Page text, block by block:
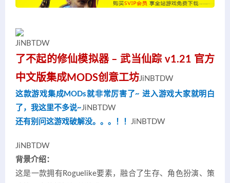
JiNBTDW
了不起的修仙模拟器 – 武当仙踪 v1.21 官方
中文版集成MODS创意工坊JiNBTDW
这款游戏集成MODs就非常厉害了~ 进入游戏大家就明白
了，我这里不多说~JiNBTDW
还有别问这游戏破解没。。。！！ JiNBTDW
JiNBTDW
背景介绍：
这是一款拥有Roguelike要素，融合了生存、角色扮演、策